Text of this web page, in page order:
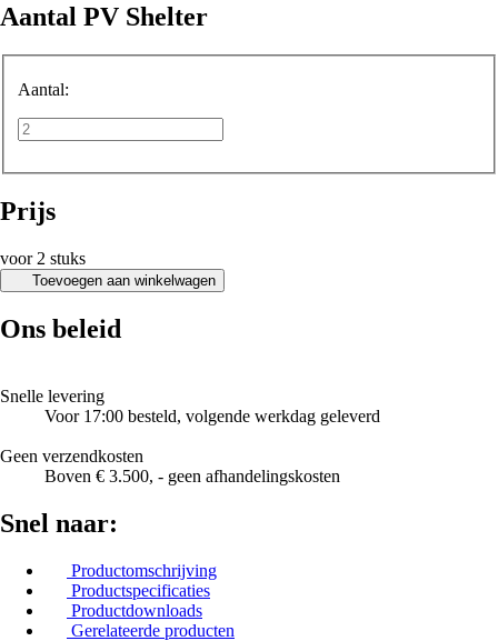
Aantal PV Shelter
Aantal:
Prijs
voor 2 stuks
Toevoegen aan winkelwagen
Ons beleid
Snelle levering
Voor 17:00 besteld, volgende werkdag geleverd
Geen verzendkosten
Boven € 3.500, - geen afhandelingskosten
Snel naar:
Productomschrijving
Productspecificaties
Productdownloads
Gerelateerde producten